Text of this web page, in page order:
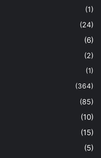
(1)
(24)
(6)
(2)
(1)
(364)
(85)
(10)
(15)
(5)